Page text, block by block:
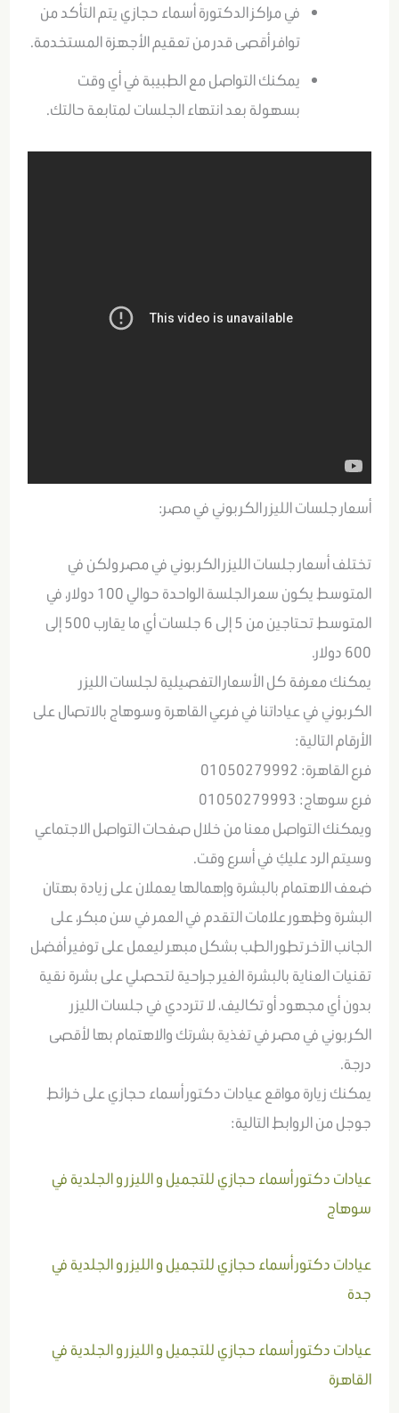
في مراكز الدكتورة أسماء حجازي يتم التأكد من
توافر أقصى قدر من تعقيم الأجهزة المستخدمة.
يمكنك التواصل مع الطبيبة في أي وقت
بسهولة بعد انتهاء الجلسات لمتابعة حالتك.
أسعار جلسات الليزر الكربوني في مصر:
تختلف أسعار جلسات الليزر الكربوني في مصر ولكن في
المتوسط يكون سعر الجلسة الواحدة حوالي 100 دولار، في
المتوسط تحتاجين من 5 إلى 6 جلسات أي ما يقارب 500 إلى
600 دولار.
يمكنك معرفة كل الأسعار التفصيلية لجلسات الليزر
الكربوني في عياداتنا في فرعي القاهرة وسوهاج بالاتصال على
الأرقام التالية:
فرع القاهرة: 01050279992
فرع سوهاج: 01050279993
ويمكنك التواصل معنا من خلال صفحات التواصل الاجتماعي
وسيتم الرد عليكِ في أسرع وقت.
ضعف الاهتمام بالبشرة وإهمالها يعملان على زيادة بهتان
البشرة وظهور علامات التقدم في العمر في سن مبكر، على
الجانب الآخر تطور الطب بشكل مبهر ليعمل على توفير أفضل
تقنيات العناية بالبشرة الغير جراحية لتحصلي على بشرة نقية
بدون أي مجهود أو تكاليف، لا تترددي في جلسات الليزر
الكربوني في مصر في تغذية بشرتك والاهتمام بها لأقصى
درجة.
يمكنك زيارة مواقع عيادات دكتور أسماء حجازي على خرائط
جوجل من الروابط التالية:
عيادات دكتور أسماء حجازي للتجميل و الليزر و الجلدية في
سوهاج
عيادات دكتور أسماء حجازي للتجميل و الليزر و الجلدية في
جدة
عيادات دكتور أسماء حجازي للتجميل و الليزر و الجلدية في
القاهرة